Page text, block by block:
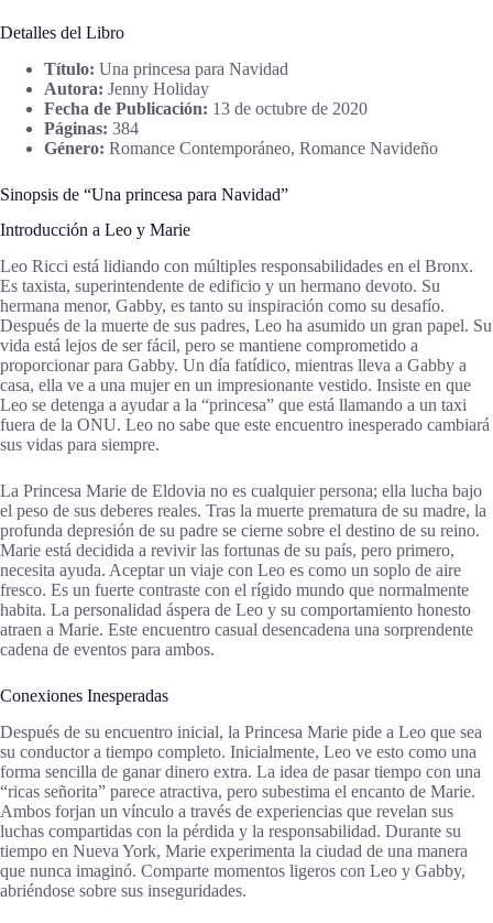
Detalles del Libro
Título: Una princesa para Navidad
Autora: Jenny Holiday
Fecha de Publicación: 13 de octubre de 2020
Páginas: 384
Género: Romance Contemporáneo, Romance Navideño
Sinopsis de “Una princesa para Navidad”
Introducción a Leo y Marie
Leo Ricci está lidiando con múltiples responsabilidades en el Bronx.
Es taxista, superintendente de edificio y un hermano devoto. Su
hermana menor, Gabby, es tanto su inspiración como su desafío.
Después de la muerte de sus padres, Leo ha asumido un gran papel. Su
vida está lejos de ser fácil, pero se mantiene comprometido a
proporcionar para Gabby. Un día fatídico, mientras lleva a Gabby a
casa, ella ve a una mujer en un impresionante vestido. Insiste en que
Leo se detenga a ayudar a la “princesa” que está llamando a un taxi
fuera de la ONU. Leo no sabe que este encuentro inesperado cambiará
sus vidas para siempre.
La Princesa Marie de Eldovia no es cualquier persona; ella lucha bajo
el peso de sus deberes reales. Tras la muerte prematura de su madre, la
profunda depresión de su padre se cierne sobre el destino de su reino.
Marie está decidida a revivir las fortunas de su país, pero primero,
necesita ayuda. Aceptar un viaje con Leo es como un soplo de aire
fresco. Es un fuerte contraste con el rígido mundo que normalmente
habita. La personalidad áspera de Leo y su comportamiento honesto
atraen a Marie. Este encuentro casual desencadena una sorprendente
cadena de eventos para ambos.
Conexiones Inesperadas
Después de su encuentro inicial, la Princesa Marie pide a Leo que sea
su conductor a tiempo completo. Inicialmente, Leo ve esto como una
forma sencilla de ganar dinero extra. La idea de pasar tiempo con una
“ricas señorita” parece atractiva, pero subestima el encanto de Marie.
Ambos forjan un vínculo a través de experiencias que revelan sus
luchas compartidas con la pérdida y la responsabilidad. Durante su
tiempo en Nueva York, Marie experimenta la ciudad de una manera
que nunca imaginó. Comparte momentos ligeros con Leo y Gabby,
abriéndose sobre sus inseguridades.